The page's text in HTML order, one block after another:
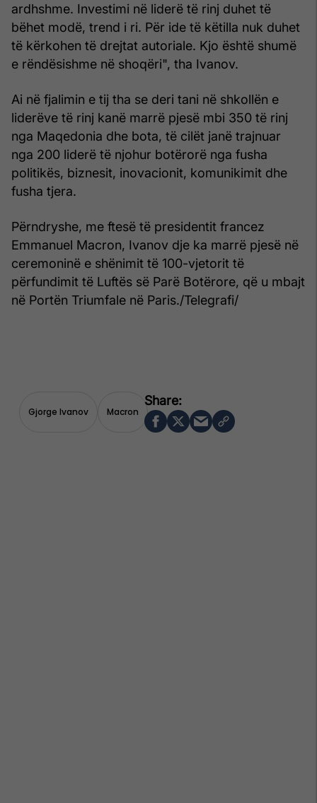
ardhshme. Investimi në liderë të rinj duhet të
bëhet modë, trend i ri. Për ide të këtilla nuk duhet
të kërkohen të drejtat autoriale. Kjo është shumë
e rëndësishme në shoqëri", tha Ivanov.
Ai në fjalimin e tij tha se deri tani në shkollën e
liderëve të rinj kanë marrë pjesë mbi 350 të rinj
nga Maqedonia dhe bota, të cilët janë trajnuar
nga 200 liderë të njohur botërorë nga fusha
politikës, biznesit, inovacionit, komunikimit dhe
fusha tjera.
Përndryshe, me ftesë të presidentit francez
Emmanuel Macron, Ivanov dje ka marrë pjesë në
ceremoninë e shënimit të 100-vjetorit të
përfundimit të Luftës së Parë Botërore, që u mbajt
në Portën Triumfale në Paris./Telegrafi/
Gjorge Ivanov Macron